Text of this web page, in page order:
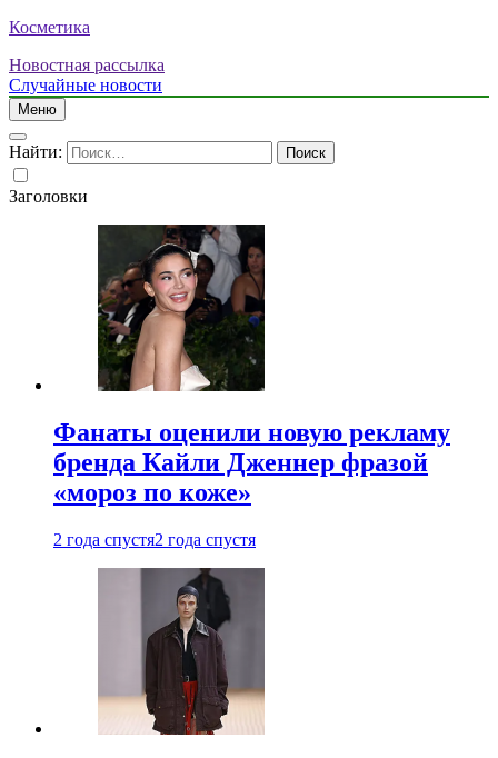
Косметика
Новостная рассылка
Случайные новости
Меню
Найти:
Заголовки
Фанаты оценили новую рекламу
бренда Кайли Дженнер фразой
«мороз по коже»
2 года спустя2 года спустя